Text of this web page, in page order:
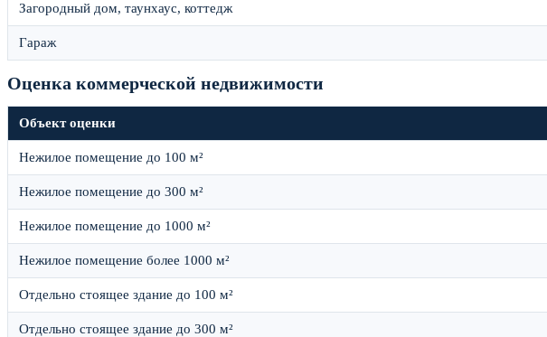
Загородный дом, таунхаус, коттедж
Гараж
Оценка коммерческой недвижимости
Объект оценки
Нежилое помещение до 100 м²
Нежилое помещение до 300 м²
Нежилое помещение до 1000 м²
Нежилое помещение более 1000 м²
Отдельно стоящее здание до 100 м²
Отдельно стоящее здание до 300 м²